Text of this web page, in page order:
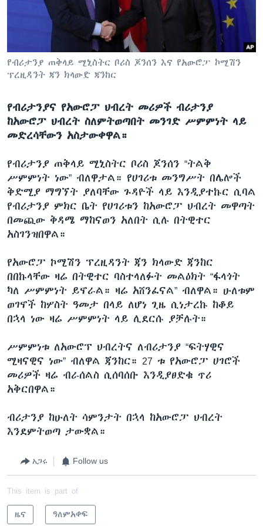
የብሪታንያ ጠቅላይ ሚኒስትር ቦሪስ ጆንሰን እና የአውሮፓ ኮሚሽን
ፕረዚዳንት ጃን ክላውድ ጃንከር
የብሪታንያና የአውሮፓ ህብረት መሪዎች ብሪታንያ
ከአውሮፓ ህብረት ስለምትወጣበት መንገድ ሥምምነት ላይ
መድረሳቸውን አስታውቀዋል።
የብሪታንያ ጠቅላይ ሚኒስትር ቦሪስ ጆንሰን “ትልቅ
ሥምምነት ነው” ብለዋታል። የሀገሪቱ መንግሥት በሌሎች
ቅድሚያ ማግኘት ያለባቸው ጉዳዮች ላይ እንዲያተኩር ሲባል
የብሪታንያ ምክር ቤት የሀገሪቱን ከአውሮፓ ህብረት መዋጣት
በመጪው ቅዳሜ ማከናወን አለበት ሲሉ በትዊተር
አስገንዝበዋል።
የአውሮፓ ኮሚሽን ፕረዚዳንት ጃን ክላውድ ጃንከር
በበኩላቸው ዛሬ በትዊተር ባስተላለፉት መልዕክት “ፋላጎት
ካለ ሥምምነት ይኖራል። ዛሬ አሸንፈናል” ብለዋል። ሁለቱም
ወገኖች ከሦስት ዓመታ በላይ ለሆነ ጊዜ ሲነታረኩ ከቆይ
በኋላ ነው ዛሬ ሥምምነት ላይ ሊደርሱ ያቻሉት።
ሥምምነቱ ለአውሮፕ ህብረትና ለብሪታንያ “ፍትሃዊና
ሚዛናዊና ነው” ብለዋል ጃንከር። 27 ቱ የአውሮፓ ሀገሮች
መሪዎች ዛሬ ብራሰልስ ሲሰባሰቡ እንዲያፀድቁ ጥሪ
አቅርበዋል።
ብሪታንያ ከሁለት ሳምንታት በኋላ ከአውሮፓ ህብረት
እንደምትወጣ ታውቋል።
አጋሩ Follow us
This item is part of
ዜና ዓለምአቀፍ